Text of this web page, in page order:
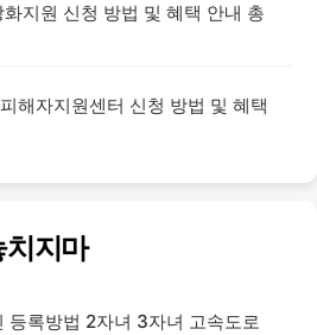
지원 신청 방법 및 혜택 안내 총
해자지원센터 신청 방법 및 혜택
치지마
등록방법 2자녀 3자녀 고속도로